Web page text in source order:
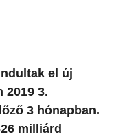
el új
2019 3.
3 hónapban.
milliárd